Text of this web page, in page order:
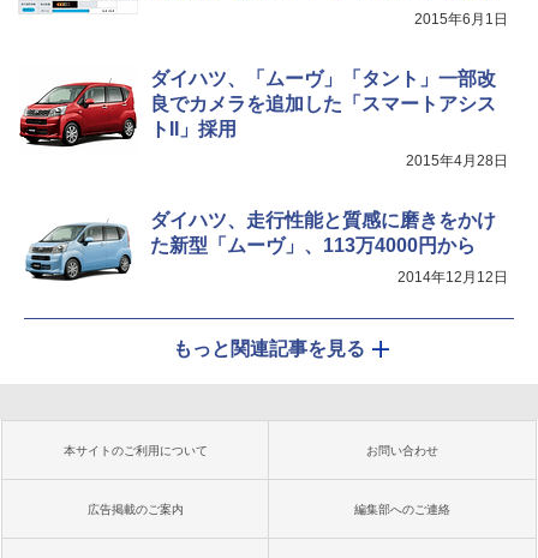
2015年6月1日
ダイハツ、「ムーヴ」「タント」一部改
良でカメラを追加した「スマートアシス
トII」採用
2015年4月28日
ダイハツ、走行性能と質感に磨きをかけ
た新型「ムーヴ」、113万4000円から
2014年12月12日
もっと関連記事を見る
本サイトのご利用について お問い合わせ
広告掲載のご案内 編集部へのご連絡